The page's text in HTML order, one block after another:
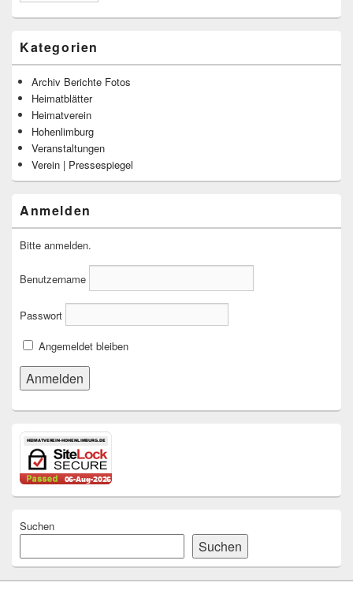
Kategorien
Archiv Berichte Fotos
Heimatblätter
Heimatverein
Hohenlimburg
Veranstaltungen
Verein | Pressespiegel
Anmelden
Bitte anmelden.
Benutzername
Passwort
Angemeldet bleiben
Suchen
Suchen